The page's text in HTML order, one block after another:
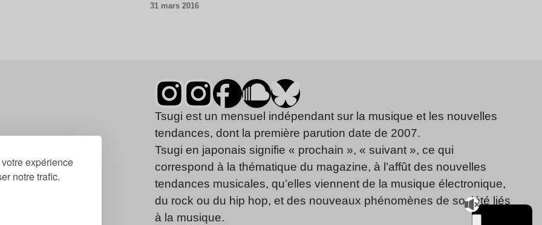
expérience
notre trafic.
31 mars 2016
Tsugi est un mensuel indépendant sur la musique et les nouvelles
tendances, dont la première parution date de 2007.
Tsugi en japonais signifie « prochain », « suivant », ce qui
correspond à la thématique du magazine, à l’affût des nouvelles
tendances musicales, qu’elles viennent de la musique électronique,
du rock ou du hip hop, et des nouveaux phénomènes de société liés
à la musique.